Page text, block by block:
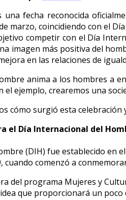
fecha reconocida
marzo, coincidiendo con el
competir con el Día
imagen más positiva del
en las relaciones de
anima a los hombres a
el ejemplo, crearemos una
cómo surgió esta
el Día Internacional del
(DIH) fue establecido en
cuando comenzó a
del programa Mujeres y
que proporcionará un